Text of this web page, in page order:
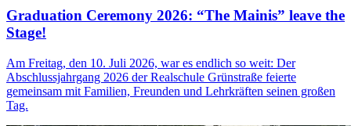
Graduation Ceremony 2026: “The Mainis” leave the
Stage!
Am Freitag, den 10. Juli 2026, war es endlich so weit: Der
Abschlussjahrgang 2026 der Realschule Grünstraße feierte
gemeinsam mit Familien, Freunden und Lehrkräften seinen großen
Tag.